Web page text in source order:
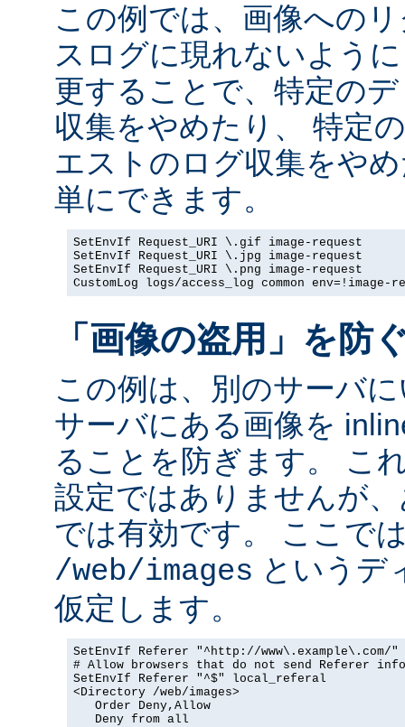
この例では、画像への
スログに現れないよう
更することで、特定の
収集をやめたり、 特定
エストのログ収集をや
単にできます。
SetEnvIf Request_URI \.gif image-request
SetEnvIf Request_URI \.jpg image-request
SetEnvIf Request_URI \.png image-request
CustomLog logs/access_log common env=!image-
「画像の盗用」を防
この例は、別のサーバ
サーバにある画像を
ることを防ぎます。 こ
設定ではありませんが
では有効です。 ここで
/web/images というデ
仮定します。
SetEnvIf Referer "^http://
# Allow browsers that do not send Referer info
SetEnvIf Referer "^$" local_referal
<Directory /web/images>
   Order Deny,Allow
   Deny from all